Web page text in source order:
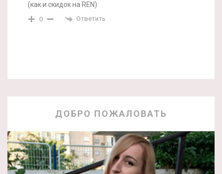
(как и скидок на REN)
0 Ответить
ДОБРО ПОЖАЛОВАТЬ